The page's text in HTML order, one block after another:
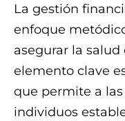
La gestión
enfoque
asegurar la
elemento clave
que permite a
individuos